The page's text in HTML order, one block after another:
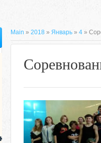
Main » 2018 » Январь » 4 »